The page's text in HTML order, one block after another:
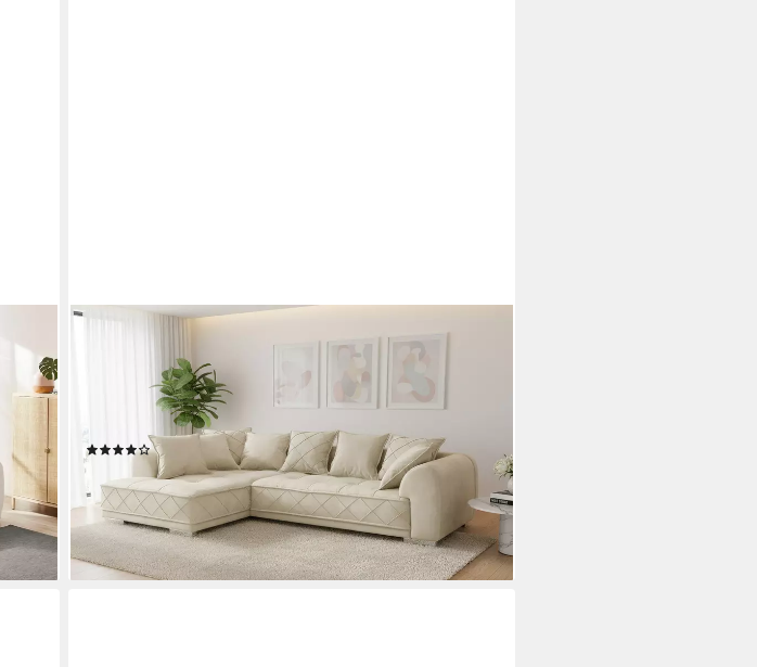
Big-Sofa DECADENCIA 320cm beige – Samt, XXL, 8
Kissen, variabler Ottomane, Einzelartikel 1 Teile, edle
Eckcouch mit Federung & Rundum-Bezug – ideal für große
Wohnzimmer
(56)
1.499,95 € UVP2.329,00 €
-36%
lieferbar - in 6-7 Werktagen bei dir